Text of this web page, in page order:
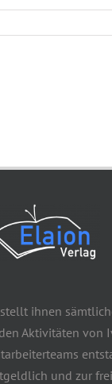
ihnen
Aktivitäten von
und zur